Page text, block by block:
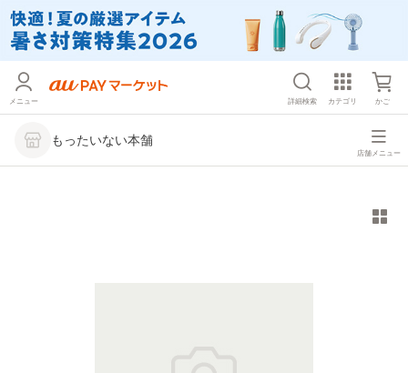
メニュー 詳細検索 カテゴリ かご
もったいない本舗
店舗メニュー